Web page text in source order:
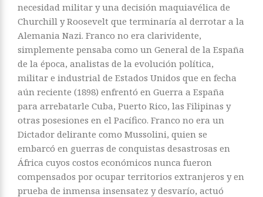
necesidad militar y una decisión maquiavélica de
Churchill y Roosevelt que terminaría al derrotar a la
Alemania Nazi. Franco no era clarividente,
simplemente pensaba como un General de la España
de la época, analistas de la evolución política,
militar e industrial de Estados Unidos que en fecha
aún reciente (1898) enfrentó en Guerra a España
para arrebatarle Cuba, Puerto Rico, las Filipinas y
otras posesiones en el Pacífico. Franco no era un
Dictador delirante como Mussolini, quien se
embarcó en guerras de conquistas desastrosas en
África cuyos costos económicos nunca fueron
compensados por ocupar territorios extranjeros y en
prueba de inmensa insensatez y desvarío, actuó